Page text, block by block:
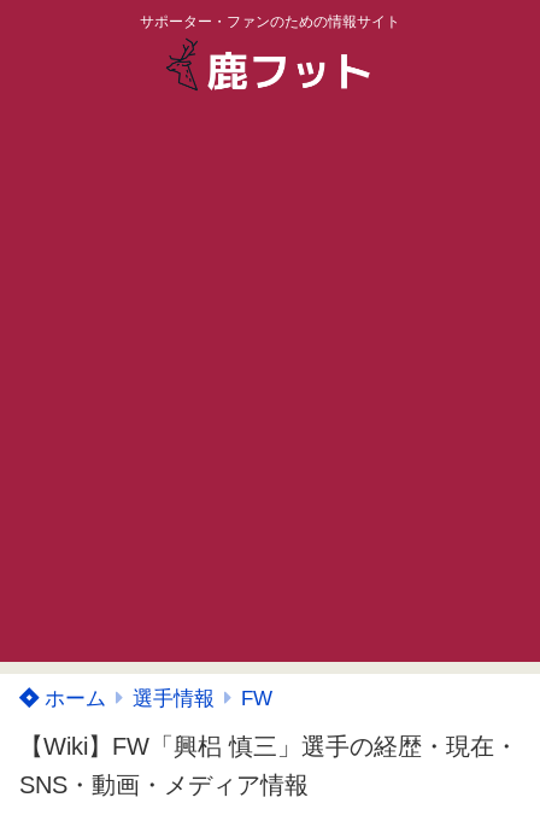
サポーター・ファンのための情報サイト
ホーム 選手情報 FW
【Wiki】FW「興梠 慎三」選手の経歴・現在・
SNS・動画・メディア情報